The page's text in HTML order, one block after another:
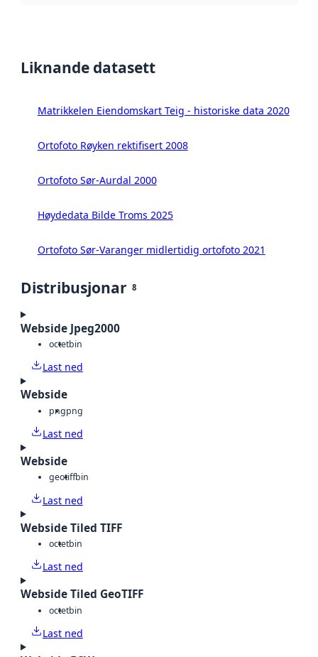
Liknande datasett
Matrikkelen Eiendomskart Teig - historiske data 2020
Ortofoto Røyken rektifisert 2008
Ortofoto Sør-Aurdal 2000
Høydedata Bilde Troms 2025
Ortofoto Sør-Varanger midlertidig ortofoto 2021
Distribusjonar 8
Webside Jpeg2000
octetbin
Last ned
Webside
pngpng
Last ned
Webside
geotiffbin
Last ned
Webside Tiled TIFF
octetbin
Last ned
Webside Tiled GeoTIFF
octetbin
Last ned